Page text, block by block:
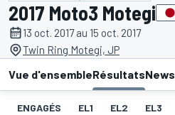
2017 Moto3 Motegi
13 oct. 2017 au 15 oct. 2017
Twin Ring Motegi, JP
Vue d'ensembleRésultatsNews
ENGAGÉS EL1 EL2 EL3